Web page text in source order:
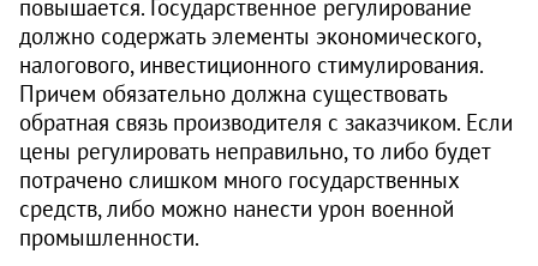
повышается. Государственное регулирование
должно содержать элементы экономического,
налогового, инвестиционного стимулирования.
Причем обязательно должна существовать
обратная связь производителя с заказчиком. Если
цены регулировать неправильно, то либо будет
потрачено слишком много государственных
средств, либо можно нанести урон военной
промышленности.